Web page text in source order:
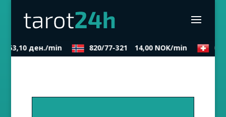
53,10 ден./min 820/77-321 14,00 NOK/min